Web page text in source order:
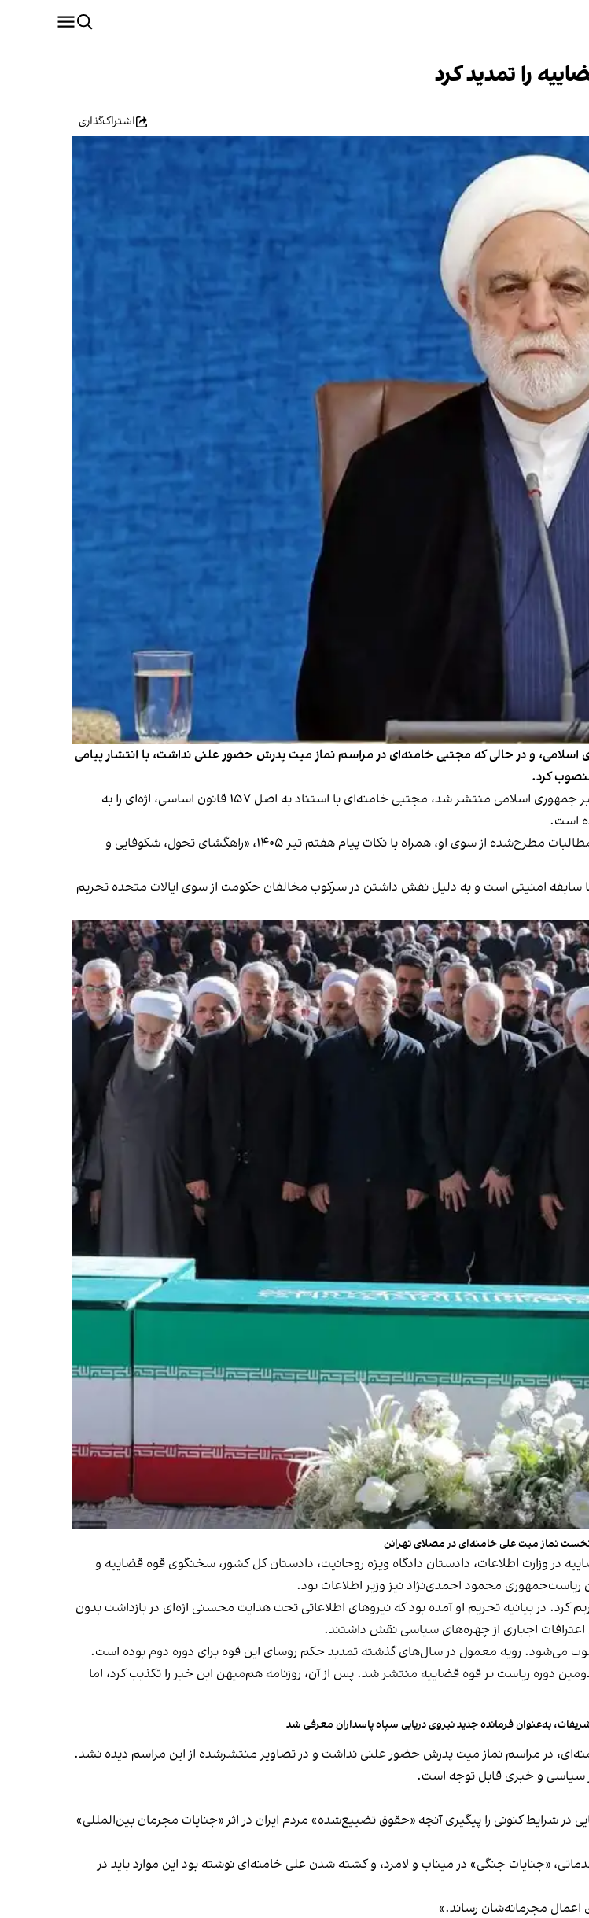
را تمدید کرد
اشتراک‌گذاری
و در حالی که مجتبی خامنه‌ای در مراسم نماز میت پدرش حضور علنی نداشت، با انتشار پیامی
کرد.
در این پیام کوتاه که حوالی ۷ عصر یکشنبه ۱۴ تیر در پایگاه اطلاع‌رسانی دفتر رهبر جمهوری اسلامی منتشر شد، مجتبی خامنه‌ای با استناد به اصل ۱۵۷ قانون اساسی، اژه‌ای را به
است.
او همچنین در این پیام از پدرش با عنوان «قائد شهید» یاد کرده و نوشته است مطالبات مطرح‌شده از سوی او، همراه با نکات پیام هفتم تیر ۱۴۰۵، «راهگشای تحول، شکوفایی و
امنیتی است و به دلیل نقش داشتن در سرکوب مخالفان حکومت از سوی ایالات متحده تحریم
نماز میت علی خامنه‌ای در مصلای تهرانن
در تیر ۱۴۰۰، به عنوان نماینده قوه قضاییه در وزارت اطلاعات، دادستان دادگاه ویژه روحانیت، دادستان کل کشور، سخنگوی قوه قضاییه و
محمود احمدی‌نژاد نیز وزیر اطلاعات بود.
در سال ۲۰۱۰ او را به دلیل نقش داشتن در سرکوب اعتراض‌های ۱۳۸۸ تحریم کرد. در بیانیه تحریم او آمده بود که نیروهای اطلاعاتی تحت هدایت محسنی اژه‌ای در بازداشت بدون
اجباری از چهره‌های سیاسی نقش داشتند.
می‌شود. رویه معمول در سال‌های گذشته تمدید حکم روسای این قوه برای دوره دوم بوده است.
دوره ریاست بر قوه قضاییه منتشر شد. پس از آن، روزنامه هم‌میهن این خبر را تکذیب کرد، اما
به‌عنوان فرمانده جدید نیروی دریایی سپاه پاسداران معرفی شد
در مراسم نماز میت پدرش حضور علنی نداشت و در تصاویر منتشرشده از این مراسم دیده نشد.
سیاسی و خبری قابل توجه است.
شرایط کنونی را پیگیری آنچه «حقوق تضییع‌شده» مردم ایران در اثر «جنایات مجرمان بین‌المللی»
«جنایات جنگی» در میناب و لامرد، و کشته شدن علی خامنه‌ای نوشته بود این موارد باید در
اعمال مجرمانه‌شان رساند.»